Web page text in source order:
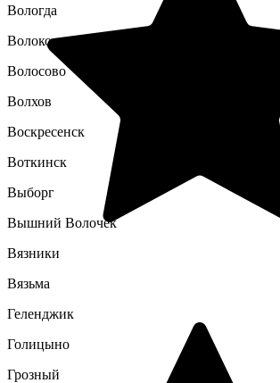
Вологда
Волоколамск
Волосово
Волхов
Воскресенск
Воткинск
Выборг
Вышний Волочек
Вязники
Вязьма
Геленджик
Голицыно
Грозный